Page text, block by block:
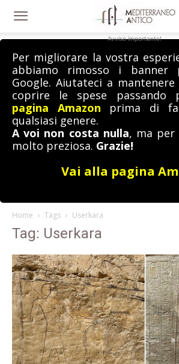
Avviso importante!
Per migliorare la vostra
abbiamo rimosso i banner
Google. Aiutateci a
coprire le spese passando
pagina Amazon prima di
qualsiasi genere.
A voi non costa nulla, ma per
molto preziosa. Grazie!
Vai alla pagina
Home Tags Userkara
Tag: Userkara